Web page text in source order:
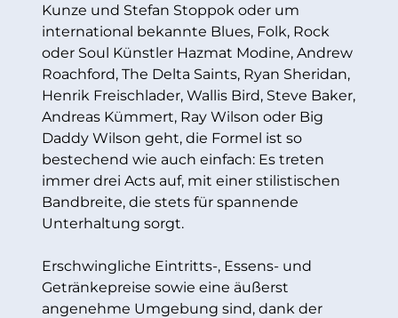
Kunze und Stefan Stoppok oder um
international bekannte Blues, Folk, Rock
oder Soul Künstler Hazmat Modine, Andrew
Roachford, The Delta Saints, Ryan Sheridan,
Henrik Freischlader, Wallis Bird, Steve Baker,
Andreas Kümmert, Ray Wilson oder Big
Daddy Wilson geht, die Formel ist so
bestechend wie auch einfach: Es treten
immer drei Acts auf, mit einer stilistischen
Bandbreite, die stets für spannende
Unterhaltung sorgt.
Erschwingliche Eintritts-, Essens- und
Getränkepreise sowie eine äußerst
angenehme Umgebung sind, dank der